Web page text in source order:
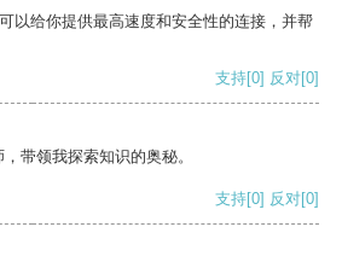
以给你提供最高速度和安全性的连接，并帮
支持[0] 反对[0]
带领我探索知识的奥秘。
支持[0] 反对[0]